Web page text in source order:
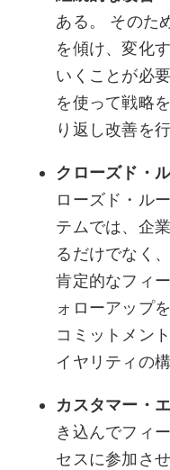
ある。 そのた
を傾け、変化
いくことが必
を使って戦略
り返し改善を行
クローズド・
ローズド・ル
テムでは、企
るだけでなく
肯定的なフィ
ォローアップ
コミットメン
イヤリティの
カスタマー・
き込んでフィ
セスに参加さ